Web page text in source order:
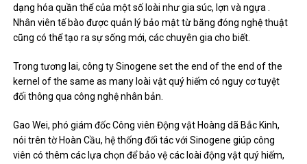
dạng hóa quần thể của một số loài như gia súc, lợn và ngựa .
Nhân viên tế bào được quản lý bảo mật từ băng đóng nghệ thuật
cũng có thể tạo ra sự sống mới, các chuyên gia cho biết.
Trong tương lai, công ty Sinogene set the end of the end of the
kernel of the same as many loài vật quý hiếm có nguy cơ tuyệt
đối thông qua công nghệ nhân bản.
Gao Wei, phó giám đốc Công viên Động vật Hoàng dã Bắc Kinh,
nói trên tờ Hoàn Cầu, hệ thống đối tác với Sinogene giúp công
viên có thêm các lựa chọn để bảo vệ các loài động vật quý hiếm,